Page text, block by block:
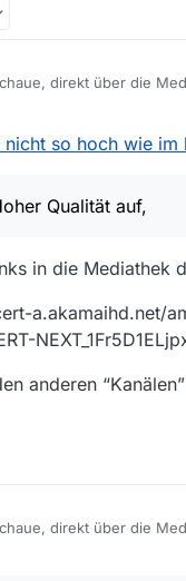
direkt über die
dass ist nie und
das jemand
so hoch wie
Qualität auf,
in die Mediathek
anderen
direkt über die
dass ist nie und